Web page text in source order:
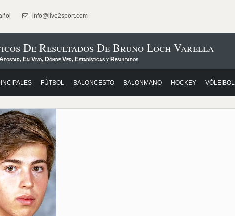
info@live2sport.com
De Resultados De Bruno Loch Varella
En Vivo, Dónde Ver, Estadísticas y Resultados
FÚTBOL BALONCESTO BALONMANO HOCKEY VÓLEIBOL